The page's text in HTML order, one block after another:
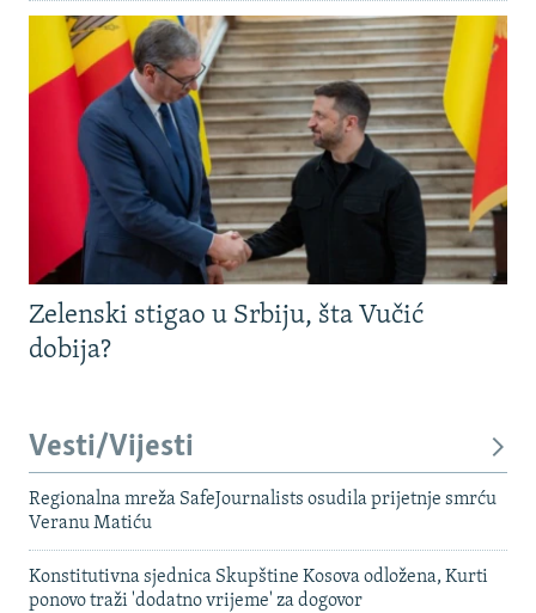
Zelenski stigao u Srbiju, šta Vučić
dobija?
Vesti/Vijesti
Regionalna mreža SafeJournalists osudila prijetnje smrću
Veranu Matiću
Konstitutivna sjednica Skupštine Kosova odložena, Kurti
ponovo traži 'dodatno vrijeme' za dogovor